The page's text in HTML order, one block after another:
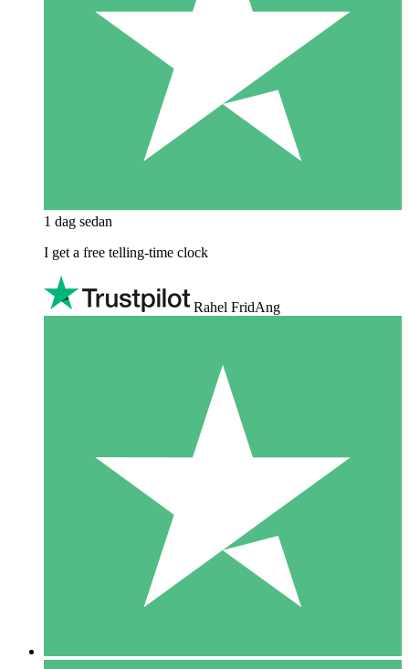
1 dag sedan
I get a free telling-time clock
Rahel FridAng